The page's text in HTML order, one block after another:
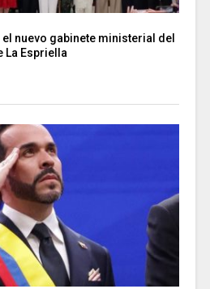
nuevo gabinete ministerial del
La Espriella